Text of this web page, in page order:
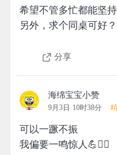
希望不管多忙都能坚
另外，求个同桌可好？
分享
海绵宝宝小赞
9月3日 10时38分
可以一蹶不振
我偏要一鸣惊人💪🏃‍♀️